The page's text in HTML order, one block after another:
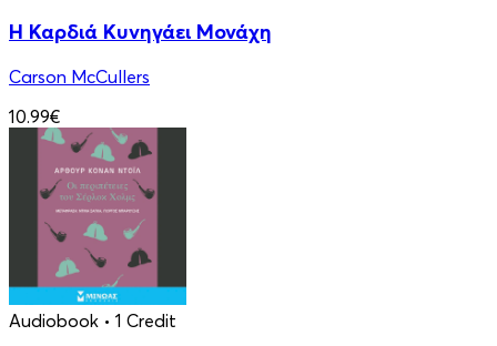
Η Καρδιά Κυνηγάει Μονάχη
Carson McCullers
10.99€
Audiobook • 1 Credit